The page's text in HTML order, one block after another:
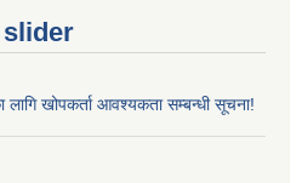
slider
लागि खोपकर्ता आवश्यकता सम्बन्धी सूचना!